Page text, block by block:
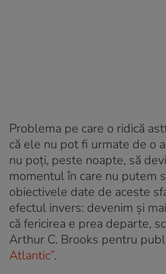
Problema pe care o ridică
că ele nu pot fi urmate de o
nu poți, peste noapte, să
momentul în care nu putem
obiectivele date de aceste
efectul invers: devenim și
că fericirea e prea departe,
Arthur C. Brooks pentru
Atlantic”.